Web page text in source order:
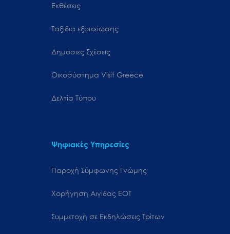
Εκθέσεις
Ταξίδια εξοικείωσης
Δημόσιες Σχέσεις
Oικοσύστημα Visit Greece
Δελτία Τύπου
Ψηφιακές Υπηρεσίες
Παροχή Σύμφωνης Γνώμης
Χορήγηση Αιγίδας ΕΟΤ
Συμμετοχή σε Εκδηλώσεις Τρίτων